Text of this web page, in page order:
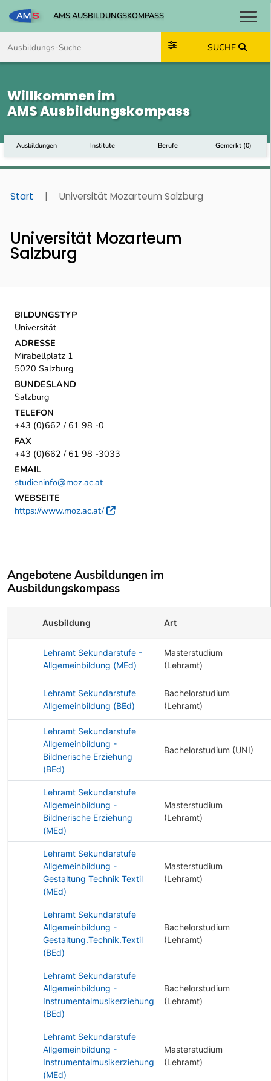
AMS AUSBILDUNGSKOMPASS
SUCHE
Willkommen im
AMS Ausbildungskompass
Ausbildungen Institute Berufe Gemerkt (0)
Start | Universität Mozarteum Salzburg
Universität Mozarteum
Salzburg
BILDUNGSTYP
Universität
ADRESSE
Mirabellplatz 1
5020 Salzburg
BUNDESLAND
Salzburg
TELEFON
+43 (0)662 / 61 98 -0
FAX
+43 (0)662 / 61 98 -3033
EMAIL
studieninfo@moz.ac.at
WEBSEITE
https://www.moz.ac.at/
Externer Link
Angebotene Ausbildungen im
Ausbildungskompass
Ausbildung Art
Lehramt Sekundarstufe -
Allgemeinbildung (MEd)
Masterstudium
(Lehramt)
Lehramt Sekundarstufe
Allgemeinbildung (BEd)
Bachelorstudium
(Lehramt)
Lehramt Sekundarstufe
Allgemeinbildung -
Bildnerische Erziehung
(BEd)
Bachelorstudium (UNI)
Lehramt Sekundarstufe
Allgemeinbildung -
Bildnerische Erziehung
(MEd)
Masterstudium
(Lehramt)
Lehramt Sekundarstufe
Allgemeinbildung -
Gestaltung Technik Textil
(MEd)
Masterstudium
(Lehramt)
Lehramt Sekundarstufe
Allgemeinbildung -
Gestaltung.Technik.Textil
(BEd)
Bachelorstudium
(Lehramt)
Lehramt Sekundarstufe
Allgemeinbildung -
Instrumentalmusikerziehung
(BEd)
Bachelorstudium
(Lehramt)
Lehramt Sekundarstufe
Allgemeinbildung -
Instrumentalmusikerziehung
(MEd)
Masterstudium
(Lehramt)